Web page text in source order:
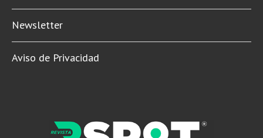
Newsletter
Aviso de Privacidad